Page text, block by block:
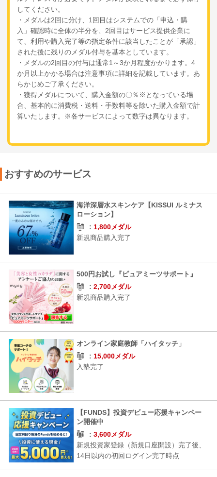
してください。
・メダルは2回に分け、1回目はシステムでの「申込・購
入」確認時に全体の半分を、2回目はサービス提供企業に
て、利用や購入完了等の指定条件に該当したことが「承認」
された後に残りのメダル付与を基本としています。
・メダルの2回目の付与は通常1～3か月程度かかります。4
か月以上かかる場合は注意事項に詳細を記載しています。あ
らかじめご了承ください。
・獲得メダルについて、購入金額の〇％※となっている場
合、基本的に消費税・送料・手数料等を除いた購入金額で計
算いたします。※各サービスによって数字は異なります。
おすすめのサービス
海洋深層水スキンケア【KISSUI ルミナス
ローション】
1,800メダル
新規商品購入完了
500円お試し『ピュアミーツサポート』
2,700メダル
新規商品購入完了
オンライン家庭教師「ハイタッチ」
15,000メダル
入塾完了
【FUNDS】投資デビュー応援キャンペー
ン開催中
3,600メダル
新規投資家登録（新規口座開設）完了後、
14日以内の初回ログイン完了時点